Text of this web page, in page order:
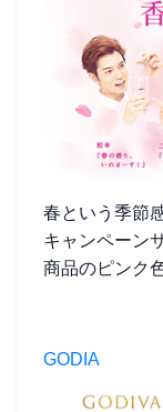
春という季節
キャンペーン
商品のピンク
GODIA